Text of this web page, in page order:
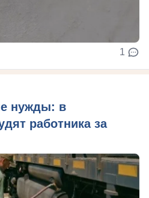
1
нужды: в
работника за